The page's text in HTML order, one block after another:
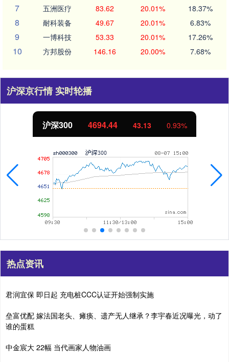
7 五洲医疗 83.62 20.01% 18.37%
8 耐科装备 49.67 20.01% 6.83%
9 一博科技 53.33 20.01% 17.26%
10 方邦股份 146.16 20.00% 7.68%
沪深京行情 实时轮播
北证50 1134.24 11.37 1.01%
热点资讯
君润宜保 即日起 充电桩CCC认证开始强制实施
垒富优配 嫁法国老头、瘫痪、遗产无人继承？李宇春近况曝光，动了
谁的蛋糕
中金宸大 22幅 当代画家人物油画